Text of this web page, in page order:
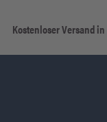
Kostenloser Versand